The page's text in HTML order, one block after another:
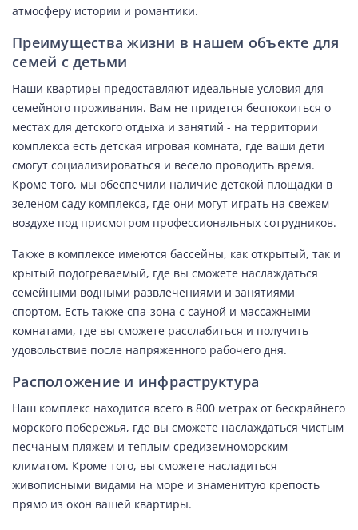
атмосферу истории и романтики.
Преимущества жизни в нашем объекте для
семей с детьми
Наши квартиры предоставляют идеальные условия для
семейного проживания. Вам не придется беспокоиться о
местах для детского отдыха и занятий - на территории
комплекса есть детская игровая комната, где ваши дети
смогут социализироваться и весело проводить время.
Кроме того, мы обеспечили наличие детской площадки в
зеленом саду комплекса, где они могут играть на свежем
воздухе под присмотром профессиональных сотрудников.
Также в комплексе имеются бассейны, как открытый, так и
крытый подогреваемый, где вы сможете наслаждаться
семейными водными развлечениями и занятиями
спортом. Есть также спа-зона с сауной и массажными
комнатами, где вы сможете расслабиться и получить
удовольствие после напряженного рабочего дня.
Расположение и инфраструктура
Наш комплекс находится всего в 800 метрах от бескрайнего
морского побережья, где вы сможете наслаждаться чистым
песчаным пляжем и теплым средиземноморским
климатом. Кроме того, вы сможете насладиться
живописными видами на море и знаменитую крепость
прямо из окон вашей квартиры.